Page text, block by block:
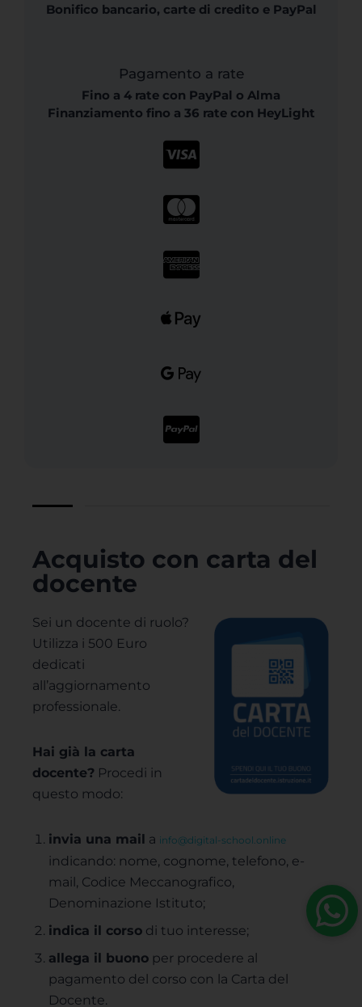
Bonifico bancario, carte di credito e PayPal
Pagamento a rate
Fino a 4 rate con PayPal o Alma
Finanziamento fino a 36 rate con HeyLight
Acquisto con carta del
docente
Sei un docente di ruolo?
Utilizza i 500 Euro
dedicati
all’aggiornamento
professionale.
Hai già la carta
docente? Procedi in
questo modo:
invia una mail a info@digital-school.online
indicando: nome, cognome, telefono, e-
mail, Codice Meccanografico,
Denominazione Istituto;
indica il corso di tuo interesse;
allega il buono per procedere al
pagamento del corso con la Carta del
Docente.